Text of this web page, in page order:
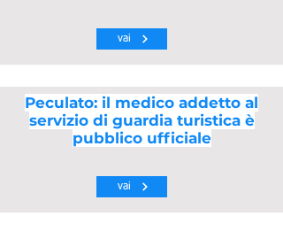
vai
Peculato: il medico addetto al
servizio di guardia turistica è
pubblico ufficiale
vai